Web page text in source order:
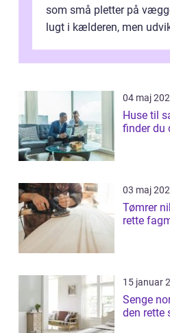
som små pletter på
lugt i kælderen, men
04 maj
Huse til
finder du
03 maj
Tømrer nibe sådan finder
rette
15 januar
Senge
den rette